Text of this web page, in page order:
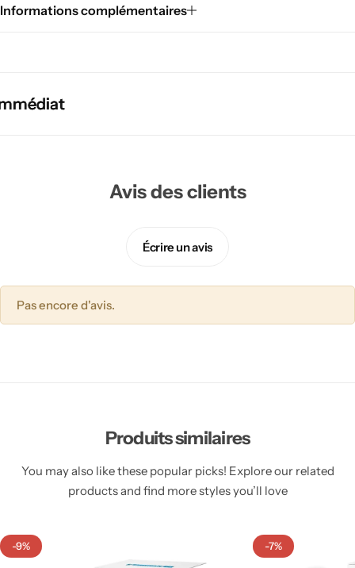
Informations complémentaires
Avis des clients
Écrire un avis
Pas encore d'avis.
Produits similaires
You may also like these popular picks! Explore our related
products and find more styles you’ll love
-9% -7%